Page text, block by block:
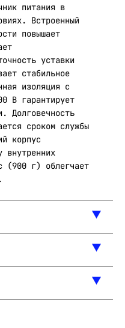
питания в
Встроенный
повышает
уставки
стабильное
изоляция с
В гарантирует
Долговечность
сроком службы
корпус
внутренних
(900 г) облегчает